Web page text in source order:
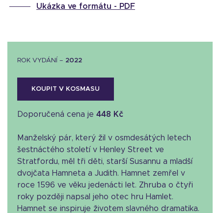
Ukázka ve formátu - PDF
ROK VYDÁNÍ – 2022
KOUPIT V KOSMASU
Doporučená cena je 448 Kč
Manželský pár, který žil v osmdesátých letech
šestnáctého století v Henley Street ve
Stratfordu, měl tři děti, starší Susannu a mladší
dvojčata Hamneta a Judith. Hamnet zemřel v
roce 1596 ve věku jedenácti let. Zhruba o čtyři
roky později napsal jeho otec hru Hamlet.
Hamnet se inspiruje životem slavného dramatika.